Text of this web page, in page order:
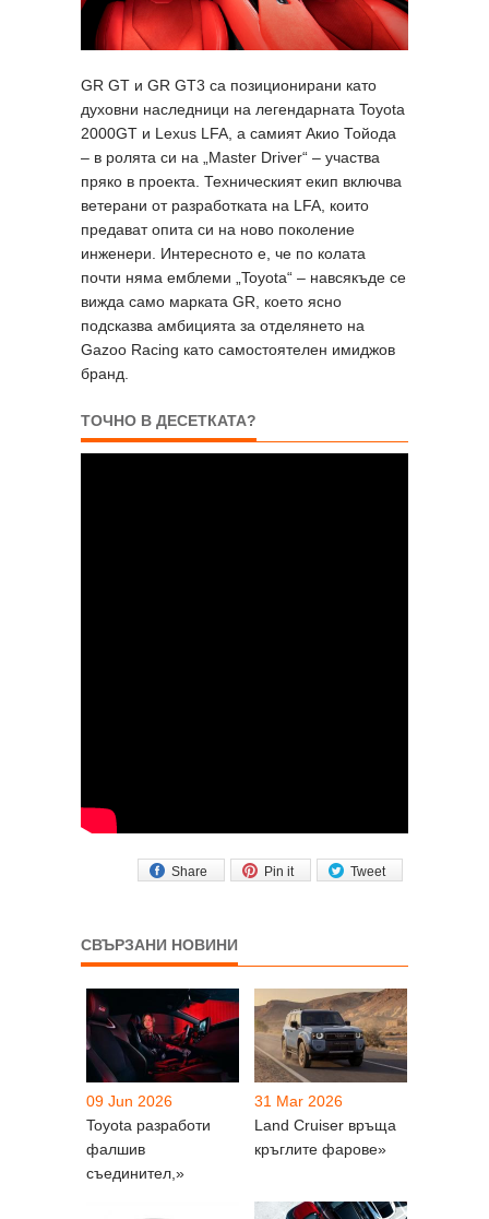
GR GT и GR GT3 са позиционирани като
духовни наследници на легендарната Toyota
2000GT и Lexus LFA, а самият Акио Тойода
– в ролята си на „Master Driver“ – участва
пряко в проекта. Техническият екип включва
ветерани от разработката на LFA, които
предават опита си на ново поколение
инженери. Интересното е, че по колата
почти няма емблеми „Toyota“ – навсякъде се
вижда само марката GR, което ясно
подсказва амбицията за отделянето на
Gazoo Racing като самостоятелен имиджов
бранд.
ТОЧНО В ДЕСЕТКАТА?
Tweet
Pin it
Share
СВЪРЗАНИ НОВИНИ
09 Jun 2026
Toyota разработи
фалшив
съединител,»
31 Mar 2026
Land Cruiser връща
кръглите фарове»